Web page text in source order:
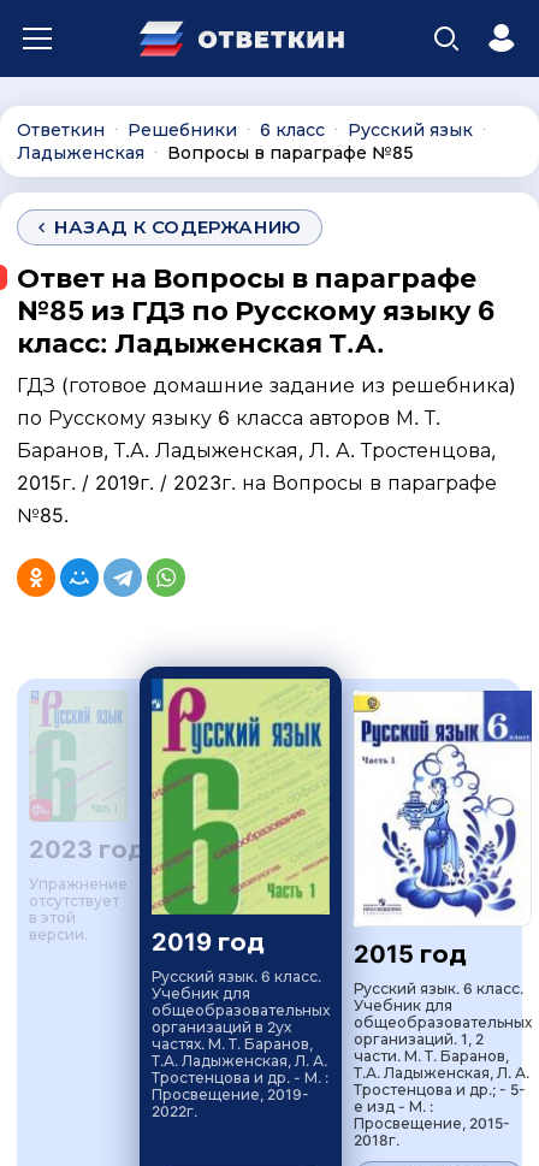
Ответкин ∙ Решебники ∙ 6 класс ∙ Русский язык ∙
Ладыженская ∙ Вопросы в параграфе №85
НАЗАД К СОДЕРЖАНИЮ
Ответ на Вопросы в параграфе
№85 из ГДЗ по Русскому языку 6
класс: Ладыженская Т.А.
ГДЗ (готовое домашние задание из решебника)
по Русскому языку 6 класса авторов М. Т.
Баранов, Т.А. Ладыженская, Л. А. Тростенцова,
2015г. / 2019г. / 2023г. на Вопросы в параграфе
№85.
2023 год
Упражнение
отсутствует
в этой
версии.
2019 год
Русский язык. 6 класс.
Учебник для
общеобразовательных
организаций в 2ух
частях. М. Т. Баранов,
Т.А. Ладыженская, Л. А.
Тростенцова и др. - М. :
Просвещение, 2019-
2022г.
2015 год
Русский язык. 6 класс.
Учебник для
общеобразовательных
организаций. 1, 2
части. М. Т. Баранов,
Т.А. Ладыженская, Л. А.
Тростенцова и др.; - 5-
е изд - М. :
Просвещение, 2015-
2018г.